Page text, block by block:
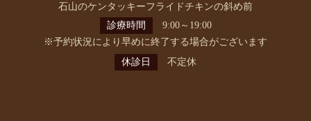
石山のケンタッキーフライドチキンの斜め前
診療時間
9:00～19:00
※予約状況により早めに終了する場合がございます
休診日
不定休